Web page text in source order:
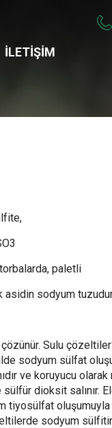
İLETIŞIM
paletli
asidin sodyum
Sulu
sodyum sülfat
ve koruyucu
dioksit salınır.
tiyosülfat oluşumuyla
sodyum